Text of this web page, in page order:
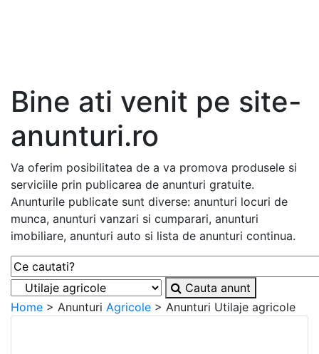
Bine ati venit pe site-
anunturi.ro
Va oferim posibilitatea de a va promova produsele si
serviciile prin publicarea de anunturi gratuite.
Anunturile publicate sunt diverse: anunturi locuri de
munca, anunturi vanzari si cumparari, anunturi
imobiliare, anunturi auto si lista de anunturi continua.
Cauta anunt
Home > Anunturi Agricole > Anunturi Utilaje agricole